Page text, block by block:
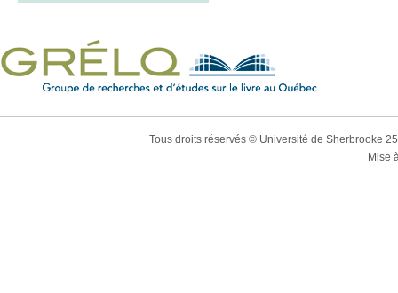
Tous droits réservés © Université de Sherbrooke
Mise